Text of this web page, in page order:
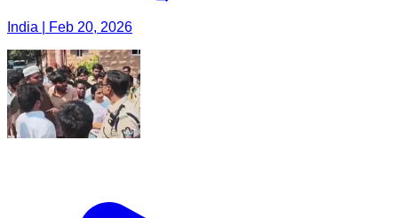
India | Feb 20, 2026